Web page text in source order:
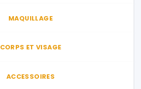
MAQUILLAGE
CORPS ET VISAGE
ACCESSOIRES